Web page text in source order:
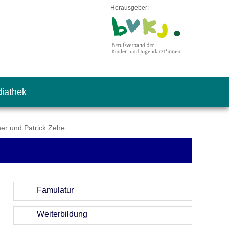
Herausgeber:
und Patrick Zehe
Famulatur
Weiterbildung